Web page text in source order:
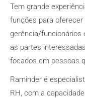
Tem grande
funções para oferecer
gerência/funcionários
as partes
focados em pessoas
Raminder é
RH, com a